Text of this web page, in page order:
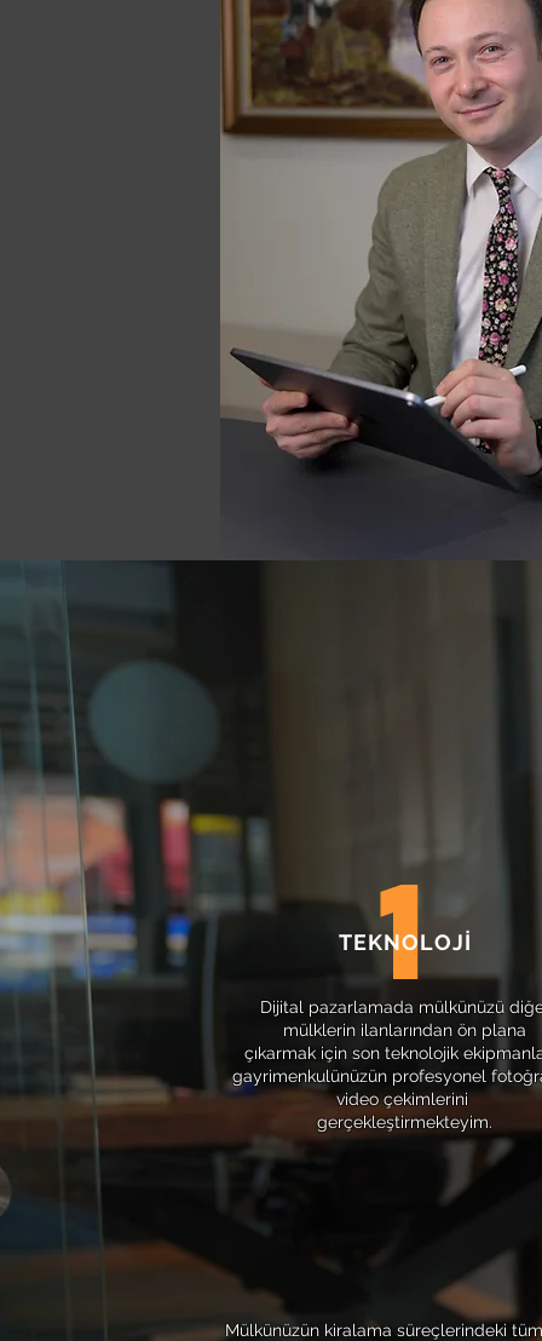
1
TEKNOLOJİ
4
Dijital pazarlamada mülkünüzü
mülklerin ilanlarından ön plana
çıkarmak için son teknolojik
gayrimenkulünüzün profesyonel
video çekimlerini
gerçekleştirmekteyim.
Mülkünüzün kiralama süreçlerindeki